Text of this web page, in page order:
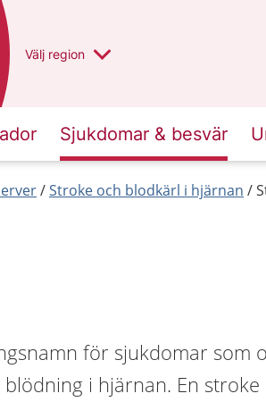
Du har valt region
Välj en annan
region
Sjukdomar & besvär
Stroke och blodkärl i hjärnan
för sjukdomar som
i hjärnan. En stroke